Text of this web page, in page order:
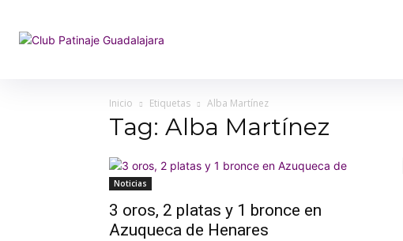
Inicio Etiquetas Alba Martínez
Tag: Alba Martínez
Noticias
3 oros, 2 platas y 1 bronce en
Azuqueca de Henares